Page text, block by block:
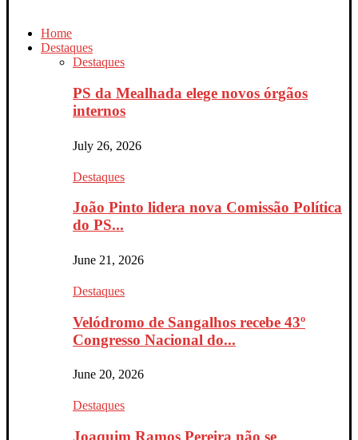
Home
Destaques
Destaques
PS da Mealhada elege novos órgãos
internos
July 26, 2026
Destaques
João Pinto lidera nova Comissão Política
do PS...
June 21, 2026
Destaques
Velódromo de Sangalhos recebe 43º
Congresso Nacional do...
June 20, 2026
Destaques
Joaquim Ramos Pereira não se